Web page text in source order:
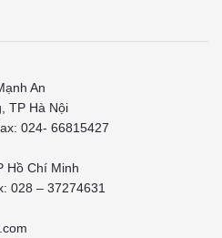
An
TP Hà Nội
024- 66815427
Hồ Chí Minh
028 – 37274631